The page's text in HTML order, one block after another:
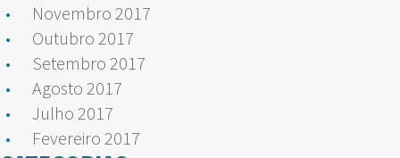
Novembro 2017
Outubro 2017
Setembro 2017
Agosto 2017
Julho 2017
Fevereiro 2017